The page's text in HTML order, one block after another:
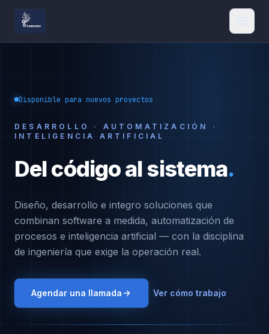
Disponible para nuevos proyectos
DESARROLLO · AUTOMATIZACIÓN ·
INTELIGENCIA ARTIFICIAL
Del código al sistema.
Diseño, desarrollo e integro soluciones que
combinan software a medida, automatización de
procesos e inteligencia artificial — con la disciplina
de ingeniería que exige la operación real.
Agendar una llamada Ver cómo trabajo